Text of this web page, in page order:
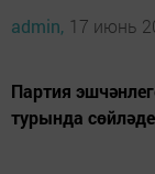
admin, 17 июнь
Партия
турында